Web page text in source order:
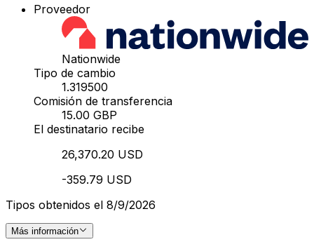
Proveedor
Nationwide
Tipo de cambio
1.319500
Comisión de transferencia
15.00 GBP
El destinatario recibe
26,370.20 USD
-359.79 USD
Tipos obtenidos el 8/9/2026
Más información